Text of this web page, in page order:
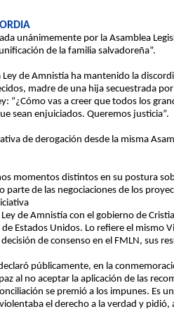
unánimemente por la Asamblea
de la familia salvadoreña”.
Ley de Amnistía ha mantenido la
madre de una hija secuestrada
“¿Cómo vas a creer que todos los
sean enjuiciados. Queremos justicia”.
de derogación desde la misma
momentos distintos en su postura
parte de las negociaciones de los
de Amnistía con el gobierno de
Estados Unidos. Lo refiere el mismo
de consenso en el FMLN, sus
públicamente, en la
al no aceptar la aplicación de las
se premió a los impunes. Es
el derecho a la verdad y